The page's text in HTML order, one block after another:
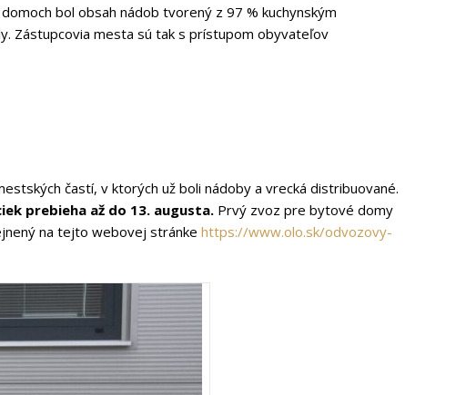
bol obsah nádob tvorený z 97 % kuchynským
Zástupcovia mesta sú tak s prístupom obyvateľov
častí, v ktorých už boli nádoby a vrecká distribuované.
prebieha až do 13. augusta. Prvý zvoz pre bytové domy
na tejto webovej stránke https://www.olo.sk/odvozovy-